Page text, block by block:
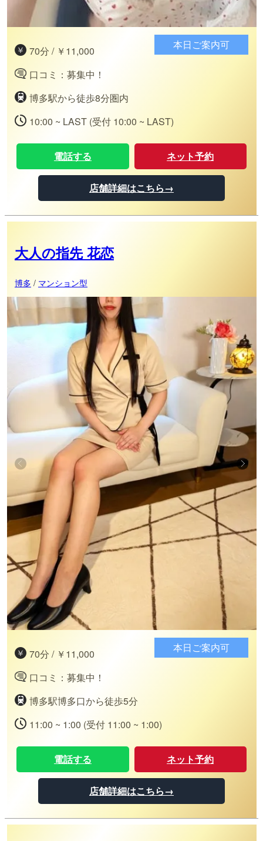
70分 / ￥11,000
口コミ：募集中！
博多駅から徒歩8分圏内
10:00 ~ LAST (受付 10:00 ~ LAST)
本日ご案内可
電話する ネット予約
店舗詳細はこちら→
大人の指先 花恋
博多 / マンション型
70分 / ￥11,000
口コミ：募集中！
博多駅博多口から徒歩5分
11:00 ~ 1:00 (受付 11:00 ~ 1:00)
本日ご案内可
電話する ネット予約
店舗詳細はこちら→